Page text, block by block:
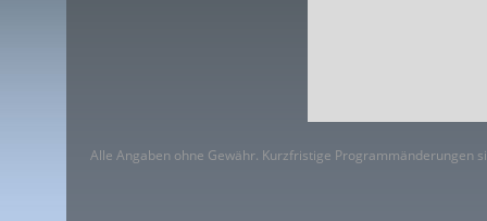
Alle Angaben ohne Gewähr. Kurzfristige Programmänderungen